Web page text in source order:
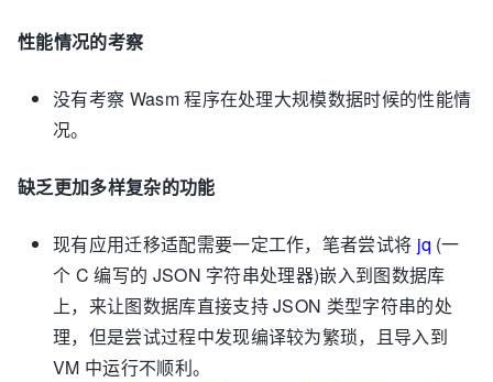
性能情况的考察
没有考察 Wasm 程序在处理大规模数据时候的性能情
况。
缺乏更加多样复杂的功能
现有应用迁移适配需要一定工作，笔者尝试将 jq (一
个 C 编写的 JSON 字符串处理器)嵌入到图数据库
上，来让图数据库直接支持 JSON 类型字符串的处
理，但是尝试过程中发现编译较为繁琐，且导入到
VM 中运行不顺利。